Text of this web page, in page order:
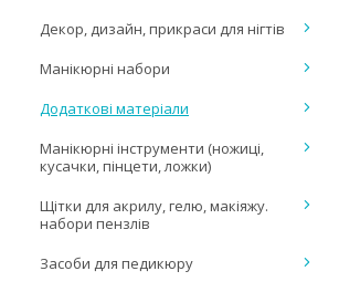
Декор, дизайн, прикраси для нігтів
Манікюрні набори
Додаткові матеріали
Манікюрні інструменти (ножиці,
кусачки, пінцети, ложки)
Щітки для акрилу, гелю, макіяжу.
набори пензлів
Засоби для педикюру